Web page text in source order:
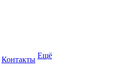
Контакты Ещё